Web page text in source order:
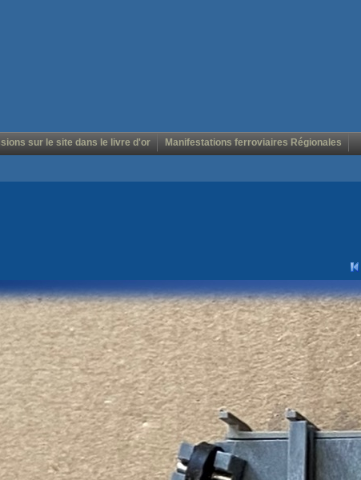
sur le site dans le livre d'or Manifestations ferroviaires Régionales